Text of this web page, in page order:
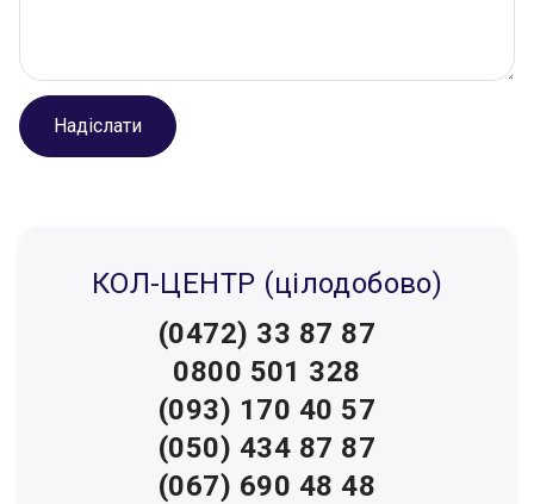
Надіслати
КОЛ-ЦЕНТР (цілодобово)
(0472) 33 87 87
0800 501 328
(093) 170 40 57
(050) 434 87 87
(067) 690 48 48